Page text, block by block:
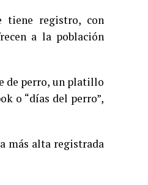
tiene registro, con
a la población
de perro, un platillo
o “días del perro”,
más alta registrada